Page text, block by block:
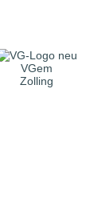
VGem
Zolling